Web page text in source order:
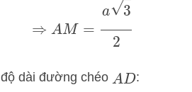
32
dài đường chéo AD: